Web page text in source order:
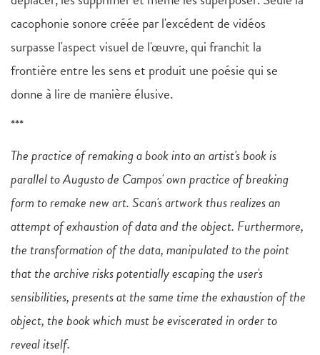
cacophonie sonore créée par l'excédent de vidéos
surpasse l'aspect visuel de l'œuvre, qui franchit la
frontière entre les sens et produit une poésie qui se
donne à lire de manière élusive.
***
The practice of remaking a book into an artist's book is
parallel to Augusto de Campos' own practice of breaking
form to remake new art. Scan's artwork thus realizes an
attempt of exhaustion of data and the object. Furthermore,
the transformation of the data, manipulated to the point
that the archive risks potentially escaping the user's
sensibilities, presents at the same time the exhaustion of the
object, the book which must be eviscerated in order to
reveal itself.